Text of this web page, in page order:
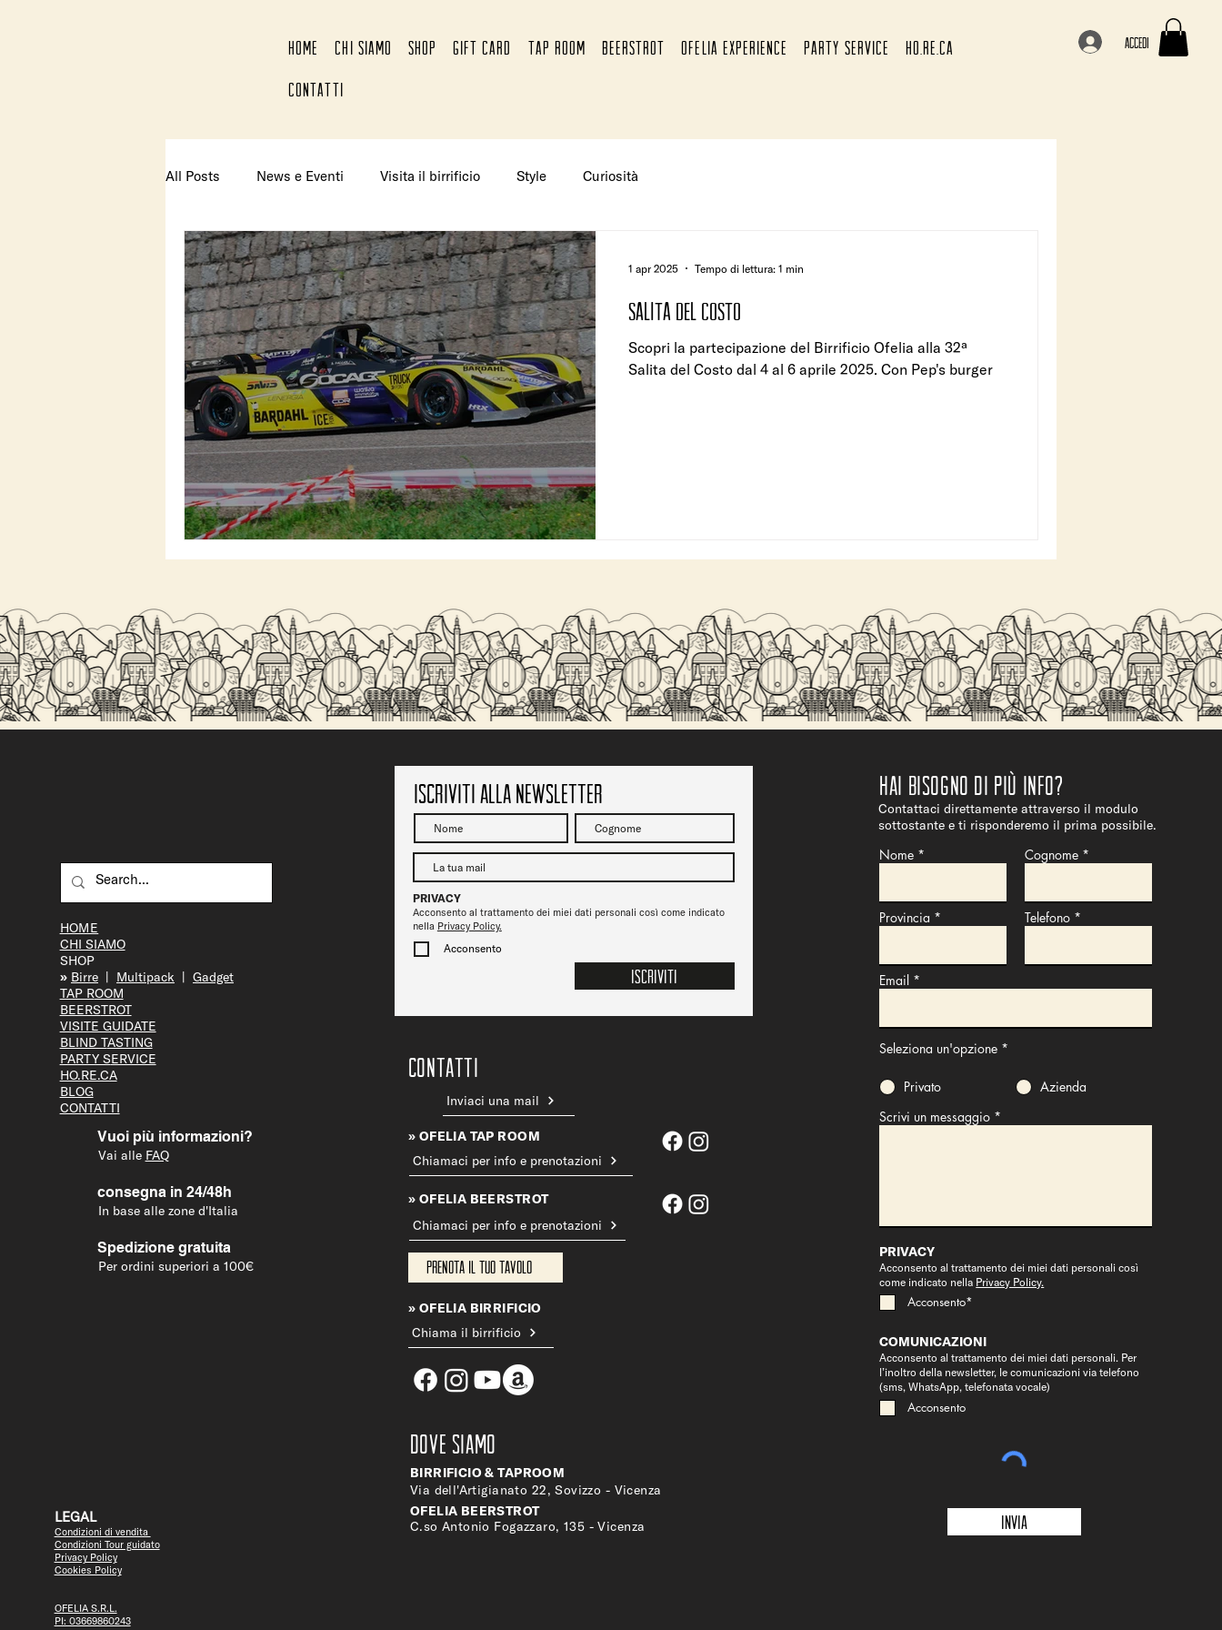
Accedi
HOME CHI SIAMO SHOP GIFT CARD TAP ROOM BEERSTROT OFELIA EXPERIENCE PARTY SERVICE
HO.RE.CA
CONTATTI
All Posts News e Eventi Visita il birrificio Style Curiosità
SALITA DEL COSTO
Scopri la partecipazione del Birrificio Ofelia alla 32ª
Salita del Costo dal 4 al 6 aprile 2025. Con Pep's burger
1 apr 2025 Tempo di lettura: 1 min
HOME
CHI SIAMO
SHOP
» Birre | Multipack | Gadget
TAP ROOM
BEERSTROT
VISITE GUIDATE
BLIND TASTING
PARTY SERVICE
HO.RE.CA
BLOG
CONTATTI
Vuoi più informazioni?
Vai alle FAQ
consegna in 24/48h
In base alle zone d'Italia
Spedizione gratuita
Per ordini superiori a 100€
LEGAL
Condizioni di vendita
Condizioni Tour guidato
Privacy Policy
Cookies Policy
OFELIA S.R.L.
PI: 03669860243
Iscriviti alla newsletter
PRIVACY
Acconsento al trattamento dei miei dati personali così come indicato
nella Privacy Policy.
Acconsento
Iscriviti
CONTATTi
Inviaci una mail
» OFELIA TAP ROOM
Chiamaci per info e prenotazioni
» OFELIA BEERSTROT
Chiamaci per info e prenotazioni
Prenota il tuo tavolo
» OFELIA BIRRIFICIO
Chiama il birrificio
DOVE SIAMO
BIRRIFICIO & TAPROOM
Via dell'Artigianato 22, Sovizzo - Vicenza
OFELIA BEERSTROT
C.so Antonio Fogazzaro, 135 - Vicenza
Hai bisogno di più info?
Contattaci direttamente attraverso il modulo
sottostante e ti risponderemo il prima possibile.
Nome
Provincia
Cognome
Telefono
Email
Seleziona un'opzione *
Privato
Azienda
Scrivi un messaggio
PRIVACY
Acconsento al trattamento dei miei dati personali così
come indicato nella Privacy Policy.
Acconsento*
COMUNICAZIONI
Acconsento al trattamento dei miei dati personali. Per
l’inoltro della newsletter, le comunicazioni via telefono
(sms, WhatsApp, telefonata vocale)
Acconsento
Invia